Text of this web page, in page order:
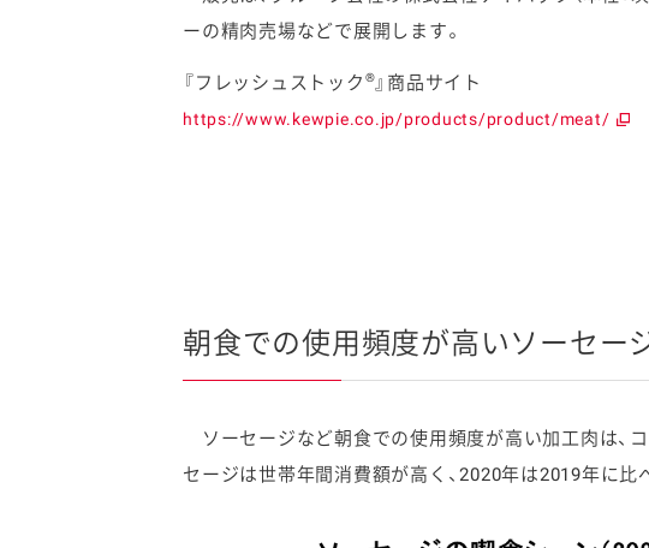
ーの精肉売場などで展開します。
『フレッシュストック ®』商品サイト
https://www.kewpie.co.jp/products/product/meat/
朝食での使用頻度が高いソーセー
ソーセージなど朝食での使用頻度が高い加工肉は、
セージは世帯年間消費額が高く、2020年は2019年に比